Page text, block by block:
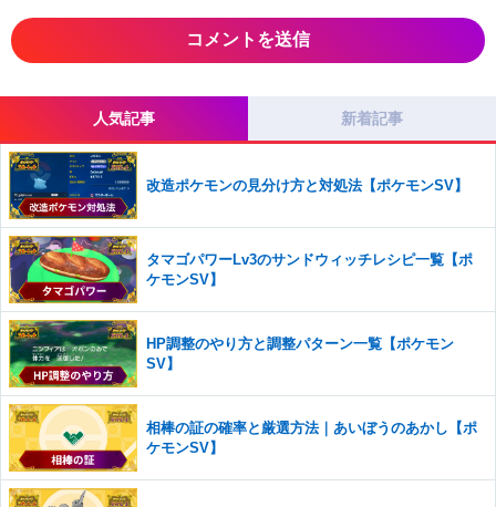
・各ゲームのネタバレを含む内容の投稿
・その他、管理者が不適切と判断した投稿
だけますでしょうか。
コメントの削除を申請する※投稿内容を確認後、順次対応さ
せていただきます。ご了承ください。
※一度削除したコメントは復元ができませんのでご注意くだ
さい。
また、過度な利用規約の違反や、弊社に損害の及ぶ内容の書き込みがあ
った場合は、法的措置をとらせていただく場合もございますので、あら
かじめご理解くださいませ。
人気記事 新着記事
改造ポケモンの見分け方と対処法【ポケモンSV】
タマゴパワーLv3のサンドウィッチレシピ一覧【ポ
ケモンSV】
HP調整のやり方と調整パターン一覧【ポケモン
SV】
相棒の証の確率と厳選方法｜あいぼうのあかし【ポ
ケモンSV】